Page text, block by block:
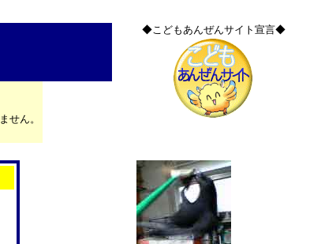
せん。
◆こどもあんぜんサイト宣言◆